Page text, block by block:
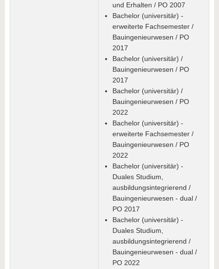
und Erhalten / PO 2007
Bachelor (universitär) -
erweiterte Fachsemester /
Bauingenieurwesen / PO
2017
Bachelor (universitär) /
Bauingenieurwesen / PO
2017
Bachelor (universitär) /
Bauingenieurwesen / PO
2022
Bachelor (universitär) -
erweiterte Fachsemester /
Bauingenieurwesen / PO
2022
Bachelor (universitär) -
Duales Studium,
ausbildungsintegrierend /
Bauingenieurwesen - dual /
PO 2017
Bachelor (universitär) -
Duales Studium,
ausbildungsintegrierend /
Bauingenieurwesen - dual /
PO 2022